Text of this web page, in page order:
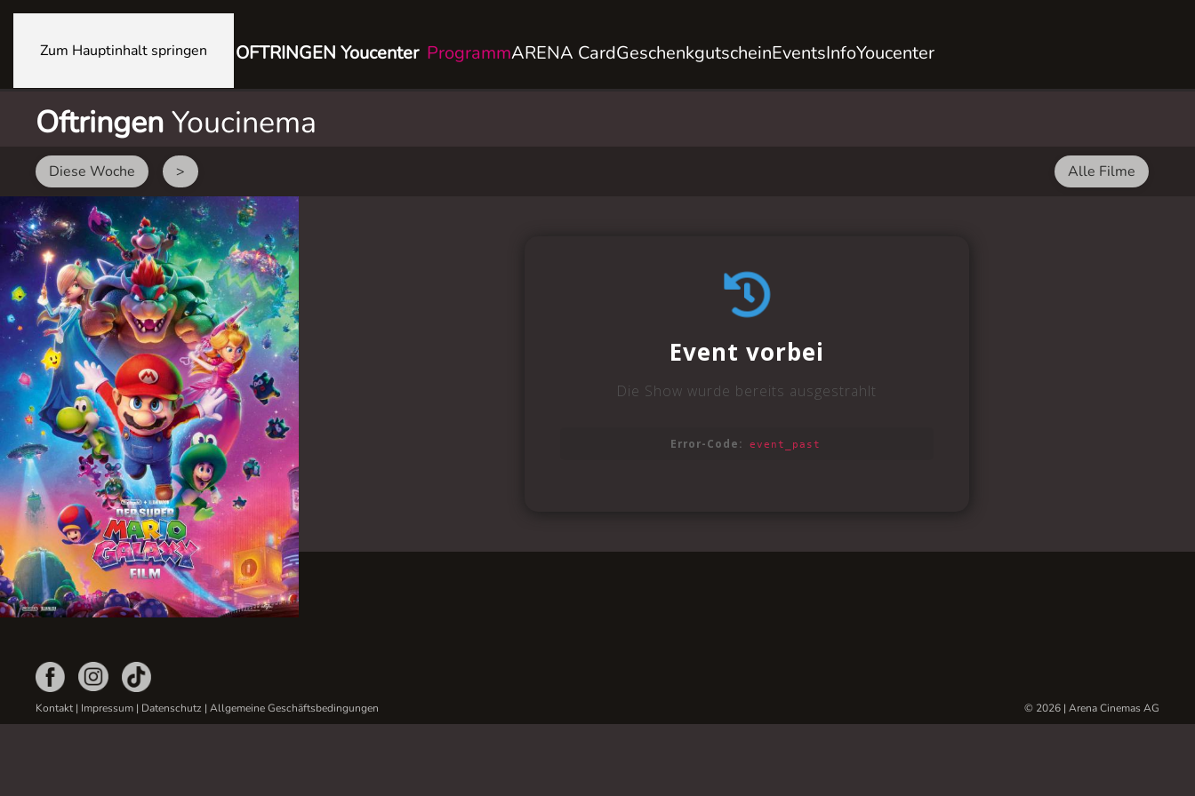
Zum Hauptinhalt springen OFTRINGEN Youcenter ProgrammARENA CardGeschenkgutscheinEventsInfoYoucenter
OftringenYoucinema
Diese Woche > Alle Filme
Kontakt| Impressum | Datenschutz | Allgemeine Geschäftsbedingungen © 2026 | Arena Cinemas AG